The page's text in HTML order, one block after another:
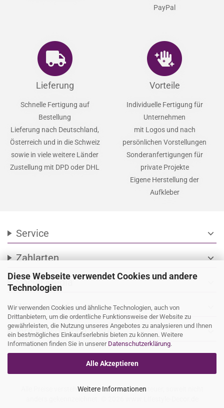
Diese Webseite verwendet Cookies und andere
Technologien
Wir verwenden Cookies und ähnliche Technologien, auch von
Drittanbietern, um die ordentliche Funktionsweise der Website zu
gewährleisten, die Nutzung unseres Angebotes zu analysieren und Ihnen
ein bestmögliches Einkaufserlebnis bieten zu können. Weitere
Informationen finden Sie in unserer Datenschutzerklärung.
Alle Akzeptieren
Weitere Informationen
PayPal
Lieferung
Schnelle Fertigung auf
Bestellung
Lieferung nach Deutschland,
Österreich und in die Schweiz
sowie in viele weitere Länder
Zustellung mit DPD oder DHL
Vorteile
Individuelle Fertigung für
Unternehmen
mit Logos und nach
persönlichen Vorstellungen
Sonderanfertigungen für
private Projekte
Eigene Herstellung der
Aufkleber
Service expand_more
Zahlarten expand_more
Social Media
Wir versenden mit
Ihre persönliche Seite expand_more
Alle Preise verstehen sich inkl. Mehrwertsteuer, soweit nicht